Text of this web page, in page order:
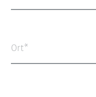
Ort